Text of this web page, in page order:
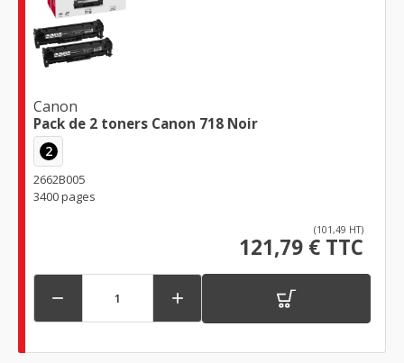
Canon
Pack de 2 toners Canon 718 Noir
2
2662B005
3400 pages
(101,49 HT)
121,79 € TTC
 